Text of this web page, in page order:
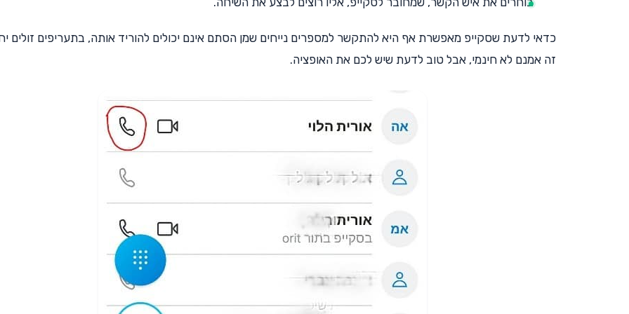
כדאי לדעת שסקייפ מאפשרת אף היא להתקשר למספרים נייחים שמן הסתם אינם יכולים להוריד אותה, בתעריפים זולים
זה אמנם לא חינמי, אבל טוב לדעת שיש לכם את האופציה.